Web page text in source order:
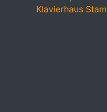
Klavierhaus